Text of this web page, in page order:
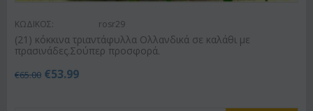
ΚΩΔΙΚΟΣ: rosr29
(21) κόκκινα τριαντάφυλλα Ολλανδικά σε καλάθι με
πρασινάδες.Σούπερ προσφορά.
€65.00 €53.99